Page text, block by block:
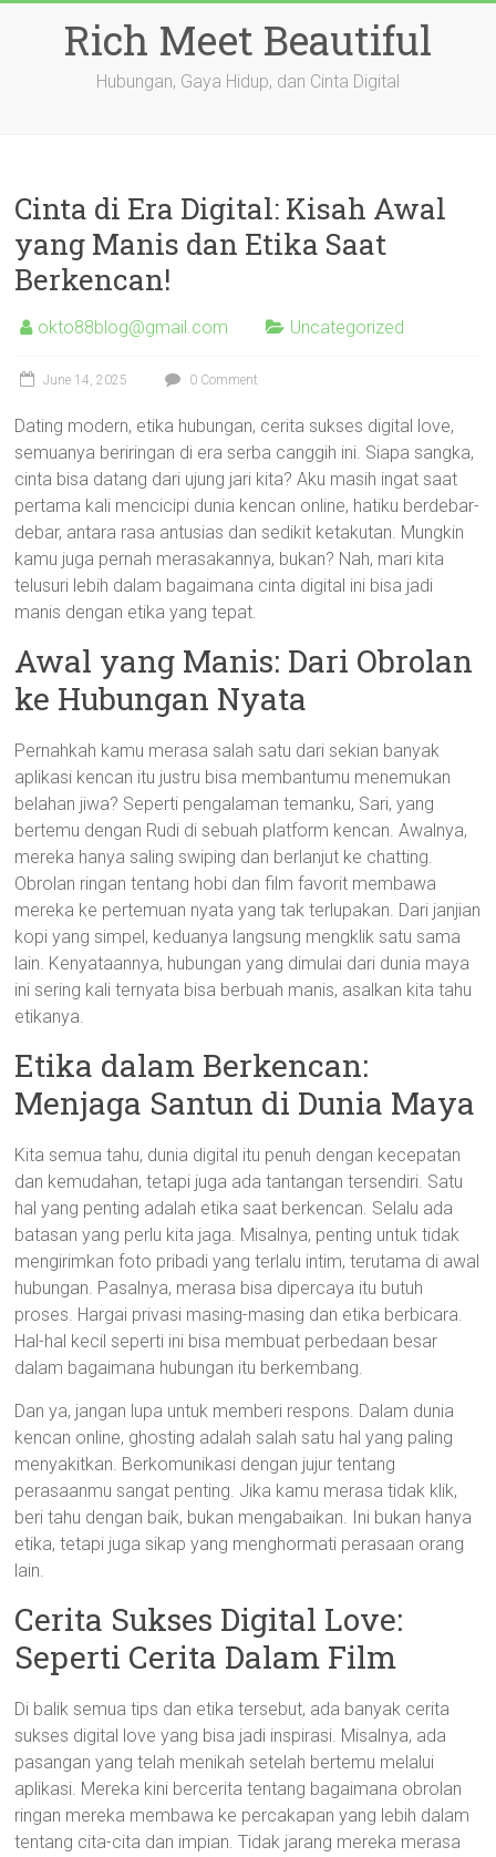
Rich Meet Beautiful
Hubungan, Gaya Hidup, dan Cinta Digital
Cinta di Era Digital: Kisah Awal
yang Manis dan Etika Saat
Berkencan!
okto88blog@gmail.com Uncategorized
June 14, 2025 0 Comment
Dating modern, etika hubungan, cerita sukses digital love,
semuanya beriringan di era serba canggih ini. Siapa sangka,
cinta bisa datang dari ujung jari kita? Aku masih ingat saat
pertama kali mencicipi dunia kencan online, hatiku berdebar-
debar, antara rasa antusias dan sedikit ketakutan. Mungkin
kamu juga pernah merasakannya, bukan? Nah, mari kita
telusuri lebih dalam bagaimana cinta digital ini bisa jadi
manis dengan etika yang tepat.
Awal yang Manis: Dari Obrolan
ke Hubungan Nyata
Pernahkah kamu merasa salah satu dari sekian banyak
aplikasi kencan itu justru bisa membantumu menemukan
belahan jiwa? Seperti pengalaman temanku, Sari, yang
bertemu dengan Rudi di sebuah platform kencan. Awalnya,
mereka hanya saling swiping dan berlanjut ke chatting.
Obrolan ringan tentang hobi dan film favorit membawa
mereka ke pertemuan nyata yang tak terlupakan. Dari janjian
kopi yang simpel, keduanya langsung mengklik satu sama
lain. Kenyataannya, hubungan yang dimulai dari dunia maya
ini sering kali ternyata bisa berbuah manis, asalkan kita tahu
etikanya.
Etika dalam Berkencan:
Menjaga Santun di Dunia Maya
Kita semua tahu, dunia digital itu penuh dengan kecepatan
dan kemudahan, tetapi juga ada tantangan tersendiri. Satu
hal yang penting adalah etika saat berkencan. Selalu ada
batasan yang perlu kita jaga. Misalnya, penting untuk tidak
mengirimkan foto pribadi yang terlalu intim, terutama di awal
hubungan. Pasalnya, merasa bisa dipercaya itu butuh
proses. Hargai privasi masing-masing dan etika berbicara.
Hal-hal kecil seperti ini bisa membuat perbedaan besar
dalam bagaimana hubungan itu berkembang.
Dan ya, jangan lupa untuk memberi respons. Dalam dunia
kencan online, ghosting adalah salah satu hal yang paling
menyakitkan. Berkomunikasi dengan jujur tentang
perasaanmu sangat penting. Jika kamu merasa tidak klik,
beri tahu dengan baik, bukan mengabaikan. Ini bukan hanya
etika, tetapi juga sikap yang menghormati perasaan orang
lain.
Cerita Sukses Digital Love:
Seperti Cerita Dalam Film
Di balik semua tips dan etika tersebut, ada banyak cerita
sukses digital love yang bisa jadi inspirasi. Misalnya, ada
pasangan yang telah menikah setelah bertemu melalui
aplikasi. Mereka kini bercerita tentang bagaimana obrolan
ringan mereka membawa ke percakapan yang lebih dalam
tentang cita-cita dan impian. Tidak jarang mereka merasa